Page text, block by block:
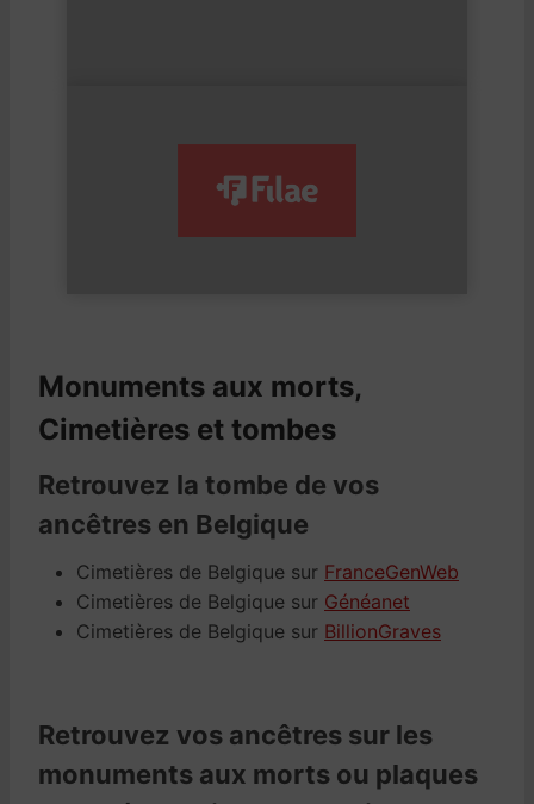
Monuments aux morts,
Cimetières et tombes
Retrouvez la tombe de vos
ancêtres en Belgique
Cimetières de Belgique sur FranceGenWeb
Cimetières de Belgique sur Généanet
Cimetières de Belgique sur BillionGraves
Retrouvez vos ancêtres sur les
monuments aux morts ou plaques